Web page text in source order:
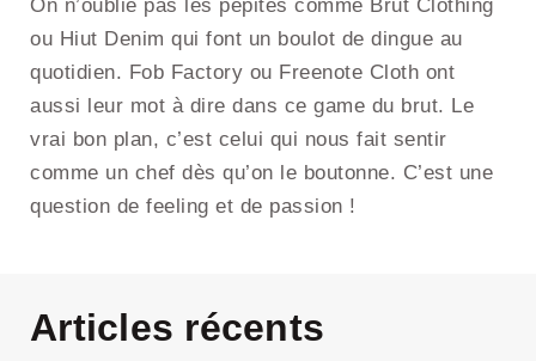
On n’oublie pas les pépites comme Brut Clothing
ou Hiut Denim qui font un boulot de dingue au
quotidien. Fob Factory ou Freenote Cloth ont
aussi leur mot à dire dans ce game du brut. Le
vrai bon plan, c’est celui qui nous fait sentir
comme un chef dès qu’on le boutonne. C’est une
question de feeling et de passion !
Articles récents